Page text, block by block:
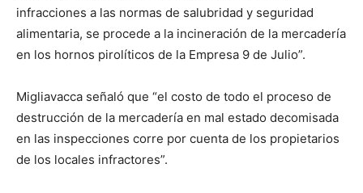
infracciones a las normas de salubridad y seguridad
alimentaria, se procede a la incineración de la mercadería
en los hornos pirolíticos de la Empresa 9 de Julio”.
Migliavacca señaló que “el costo de todo el proceso de
destrucción de la mercadería en mal estado decomisada
en las inspecciones corre por cuenta de los propietarios
de los locales infractores”.